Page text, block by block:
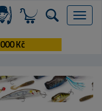
Menu
Kč